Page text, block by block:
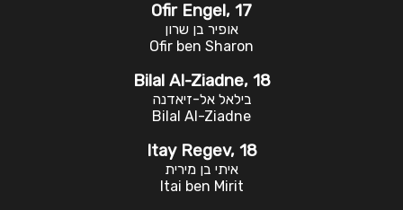
Ofir Engel, 17
אופיר בן שרון
Ofir ben Sharon
Bilal Al-Ziadne, 18
בילאל אל-זיאדנה
Bilal Al-Ziadne
Itay Regev, 18
איתי בן מירית
Itai ben Mirit